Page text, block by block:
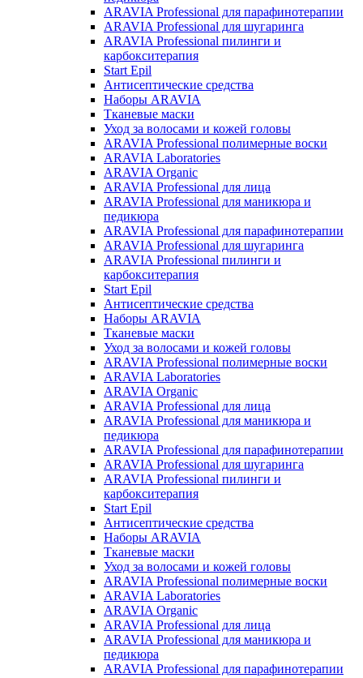
ARAVIA Professional для парафинотерапии
ARAVIA Professional для шугаринга
ARAVIA Professional пилинги и
карбокситерапия
Start Epil
Антисептические средства
Наборы ARAVIA
Тканевые маски
Уход за волосами и кожей головы
ARAVIA Professional полимерные воски
ARAVIA Laboratories
ARAVIA Organic
ARAVIA Professional для лица
ARAVIA Professional для маникюра и
педикюра
ARAVIA Professional для парафинотерапии
ARAVIA Professional для шугаринга
ARAVIA Professional пилинги и
карбокситерапия
Start Epil
Антисептические средства
Наборы ARAVIA
Тканевые маски
Уход за волосами и кожей головы
ARAVIA Professional полимерные воски
ARAVIA Laboratories
ARAVIA Organic
ARAVIA Professional для лица
ARAVIA Professional для маникюра и
педикюра
ARAVIA Professional для парафинотерапии
ARAVIA Professional для шугаринга
ARAVIA Professional пилинги и
карбокситерапия
Start Epil
Антисептические средства
Наборы ARAVIA
Тканевые маски
Уход за волосами и кожей головы
ARAVIA Professional полимерные воски
ARAVIA Laboratories
ARAVIA Organic
ARAVIA Professional для лица
ARAVIA Professional для маникюра и
педикюра
ARAVIA Professional для парафинотерапии